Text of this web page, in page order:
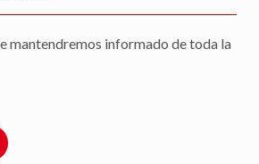
mantendremos informado de toda la